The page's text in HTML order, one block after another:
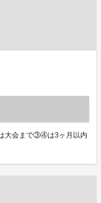
大会まで③④は3ヶ月以内